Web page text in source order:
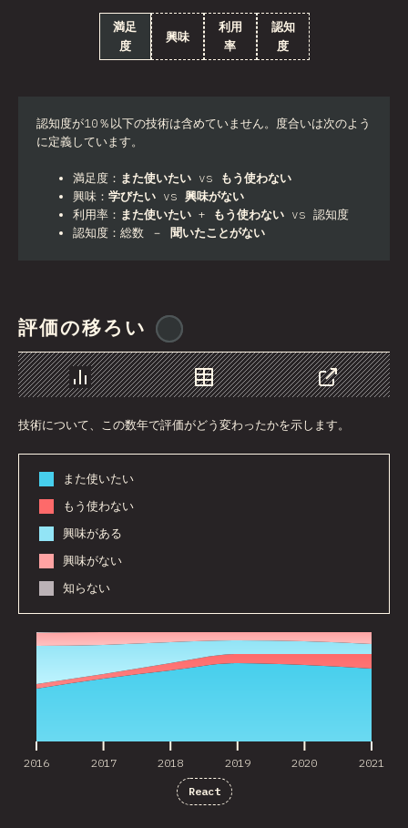
満足
度
興味
利用
率
認知
度
認知度が10％以下の技術は含めていません。度合いは次のよう
に定義しています。
満足度： また使いたい vs
もう使わない
興味： 学びたい vs 興味がない
利用率： また使いたい + もう使わない vs 認知度
認知度：総数 － 聞いたことがない
評価の移ろい
チャート データ
シェア
技術について、この数年で評価がどう変わったかを示します。
また使いたい
もう使わない
興味がある
興味がない
知らない
2016 2017 2018 2019 2020 2021
2016 2017 2018 2019 2020 2021
React